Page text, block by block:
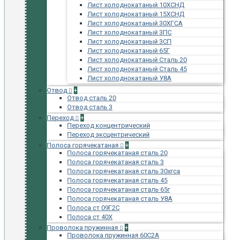
Лист холоднокатаный 10ХСНД
Лист холоднокатаный 15ХСНД
Лист холоднокатаный 30ХГСА
Лист холоднокатаный 3ПС
Лист холоднокатаный 3СП
Лист холоднокатаный 65Г
Лист холоднокатаный Сталь 20
Лист холоднокатаный Сталь 45
Лист холоднокатаный У8А
Отвод
+
Отвод сталь 20
Отвод сталь 3
Переход
+
Переход концентрический
Переход эксцентрический
Полоса горячекатаная
+
Полоса горячекатаная сталь 20
Полоса горячекатаная сталь 3
Полоса горячекатаная сталь 30хгса
Полоса горячекатаная сталь 45
Полоса горячекатаная сталь 65г
Полоса горячекатаная сталь У8А
Полоса ст 09Г2С
Полоса ст 40Х
Проволока пружинная
+
Проволока пружинная 60С2А